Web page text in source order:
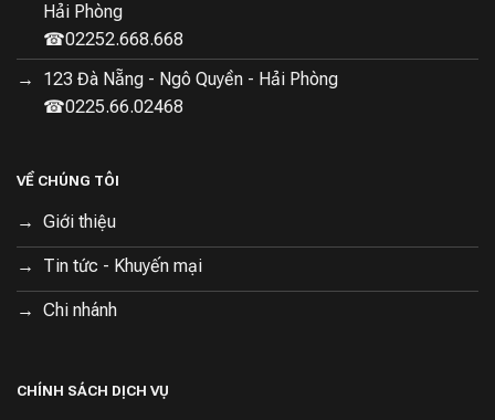
Hải Phòng
☎02252.668.668
123 Đà Nẵng - Ngô Quyền - Hải Phòng
☎0225.66.02468
VỀ CHÚNG TÔI
Giới thiệu
Tin tức - Khuyến mại
Chi nhánh
CHÍNH SÁCH DỊCH VỤ